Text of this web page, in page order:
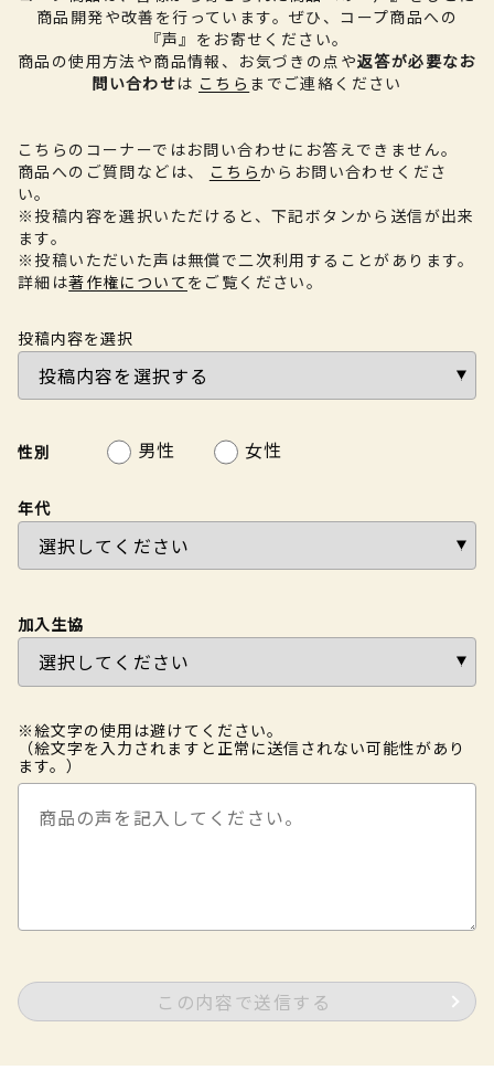
商品開発や改善を行っています。 ぜひ、コープ商品への
『声』をお寄せください。
商品の使用方法や商品情報、お気づきの点や返答が必要なお
問い合わせは こちら までご連絡ください
こちらのコーナーではお問い合わせにお答えできません。
商品へのご質問などは、
こちらからお問い合わせくださ
い。
※投稿内容を選択いただけると、下記ボタンから送信が出来
ます。
※投稿いただいた声は無償で二次利用することがあります。
詳細は著作権について をご覧ください。
投稿内容を選択
性別 男性 女性
年代
加入生協
※絵文字の使用は避けてください。
（絵文字を入力されますと正常に送信されない可能性があり
ます。）
この内容で送信する